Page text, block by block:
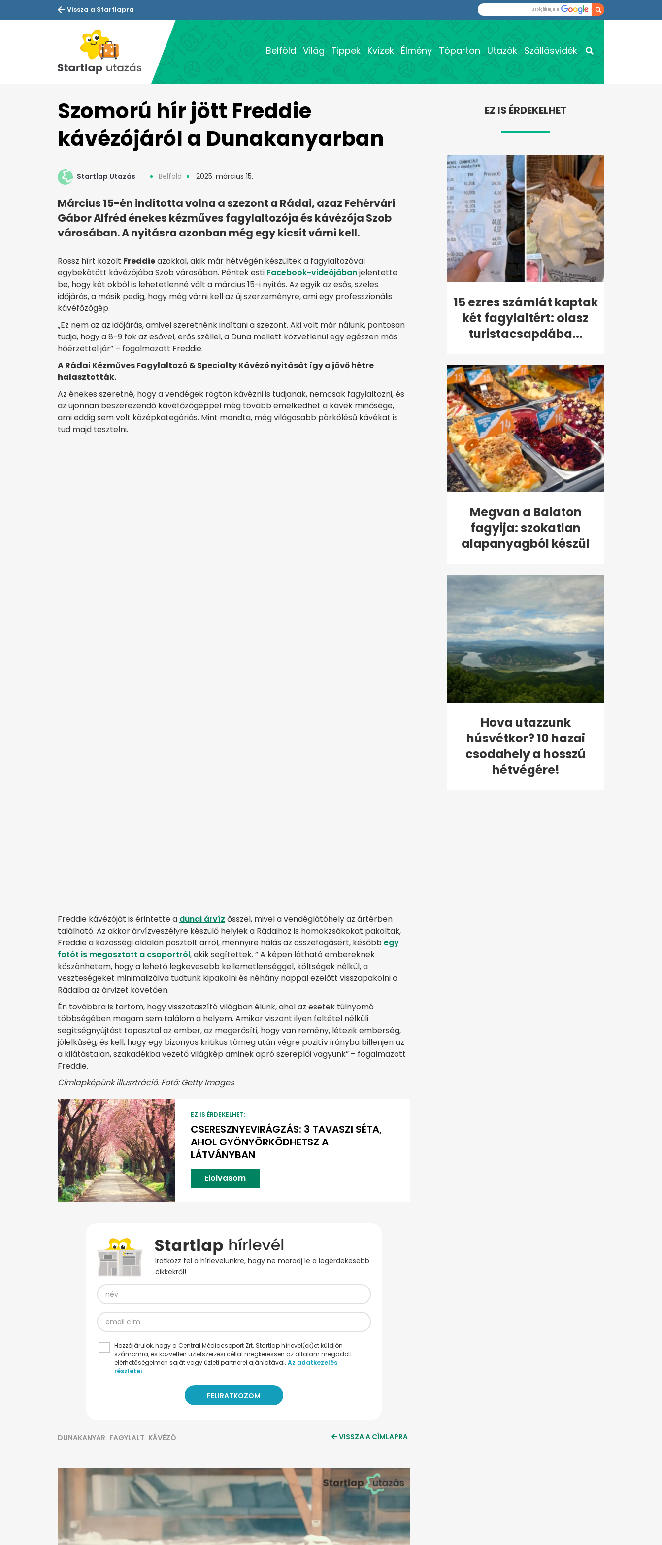
Vissza a Startlapra
Belföld Világ Tippek Kvízek Élmény Tóparton Utazók Szállásvidék
Szomorú hír jött Freddie
kávézójáról a Dunakanyarban
Startlap Utazás Belföld 2025. március 15.
Március 15-én indította volna a szezont a Rádai, azaz Fehérvári
Gábor Alfréd énekes kézműves fagylaltozója és kávézója Szob
városában. A nyitásra azonban még egy kicsit várni kell.
Rossz hírt közölt Freddieazokkal, akik már hétvégén készültek a fagylaltozóval
egybekötött kávézójába Szob városában. Péntek esti Facebook-videójábanjelentette
be, hogy két okból is lehetetlenné vált a március 15-i nyitás. Az egyik az esős, szeles
időjárás, a másik pedig, hogy még várni kell az új szerzeményre, ami egy professzionális
kávéfőzőgép.
„Ez nem az az időjárás, amivel szeretnénk indítani a szezont. Aki volt már nálunk, pontosan
tudja, hogy a 8-9 fok az esővel, erős széllel, a Duna mellett közvetlenül egy egészen más
hőérzettel jár” – fogalmazott Freddie.
A Rádai Kézműves Fagylaltozó & Specialty Kávézó nyitását így a jövő hétre
halasztották.
Az énekes szeretné, hogy a vendégek rögtön kávézni is tudjanak, nemcsak fagylaltozni, és
az újonnan beszerezendő kávéfőzőgéppel még tovább emelkedhet a kávék minősége,
ami eddig sem volt középkategóriás. Mint mondta, még világosabb pörkölésű kávékat is
tud majd tesztelni.
Freddie kávézóját is érintette a dunai árvíz ősszel, mivel a vendéglátóhely az ártérben
található. Az akkor árvízveszélyre készülő helyiek a Rádaihoz is homokzsákokat pakoltak,
Freddie a közösségi oldalán posztolt arról, mennyire hálás az összefogásért, később egy
fotót is megosztott a csoportról, akik segítettek. ” A képen látható embereknek
köszönhetem, hogy a lehető legkevesebb kellemetlenséggel, költségek nélkül, a
veszteségeket minimalizálva tudtunk kipakolni és néhány nappal ezelőtt visszapakolni a
Rádaiba az árvizet követően.
Én továbbra is tartom, hogy visszataszító világban élünk, ahol az esetek túlnyomó
többségében magam sem találom a helyem. Amikor viszont ilyen feltétel nélküli
segítségnyújtást tapasztal az ember, az megerősíti, hogy van remény, létezik emberség,
jólelkűség, és kell, hogy egy bizonyos kritikus tömeg után végre pozitív irányba billenjen az
a kilátástalan, szakadékba vezető világkép aminek apró szereplői vagyunk” – fogalmazott
Freddie.
Címlapképünk illusztráció. Fotó: Getty Images
EZ IS ÉRDEKELHET:
CSERESZNYEVIRÁGZÁS: 3 TAVASZI SÉTA,
AHOL GYÖNYÖRKÖDHETSZ A
LÁTVÁNYBAN
Elolvasom
Iratkozz fel a hírlevelünkre, hogy ne maradj le a legérdekesebb
cikkekről!
Hozzájárulok, hogy a Central Médiacsoport Zrt. Startlap hírlevel(ek)et küldjön
számomra, és közvetlen üzletszerzési céllal megkeressen az általam megadott
elérhetőségeimen saját vagy üzleti partnerei ajánlatával. Az adatkezelés
részletei
DUNAKANYAR FAGYLALT KÁVÉZÓ VISSZA A CÍMLAPRA
EZ IS ÉRDEKELHET
15 ezres számlát kaptak
két fagylaltért: olasz
turistacsapdába...
Megvan a Balaton
fagyija: szokatlan
alapanyagból készül
Hova utazzunk
húsvétkor? 10 hazai
csodahely a hosszú
hétvégére!